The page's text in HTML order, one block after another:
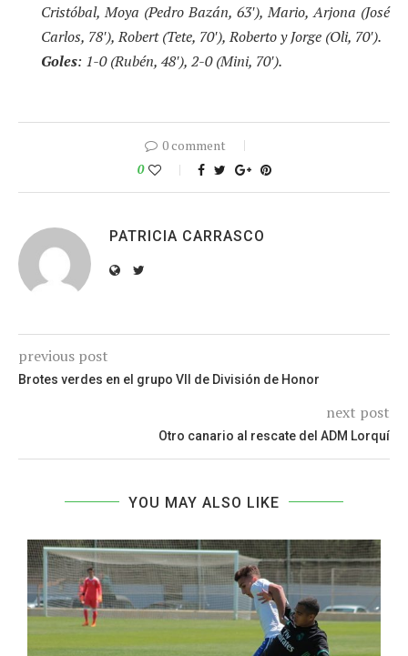
Cristóbal, Moya (Pedro Bazán, 63′), Mario, Arjona (José
Carlos, 78′), Robert (Tete, 70′), Roberto y Jorge (Oli, 70′).
Goles: 1-0 (Rubén, 48′), 2-0 (Mini, 70′).
0 comment
0
PATRICIA CARRASCO
previous post
Brotes verdes en el grupo VII de División de Honor
next post
Otro canario al rescate del ADM Lorquí
YOU MAY ALSO LIKE